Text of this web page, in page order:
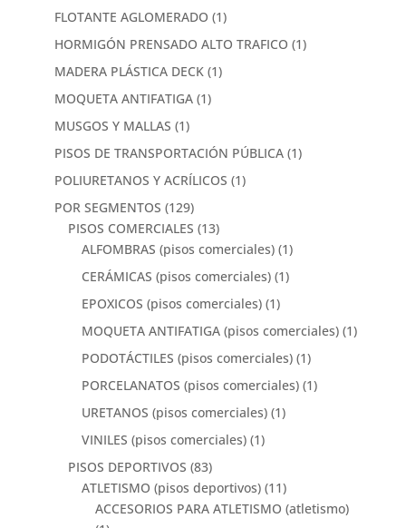
FLOTANTE AGLOMERADO (1)
HORMIGÓN PRENSADO ALTO TRAFICO (1)
MADERA PLÁSTICA DECK (1)
MOQUETA ANTIFATIGA (1)
MUSGOS Y MALLAS (1)
PISOS DE TRANSPORTACIÓN PÚBLICA (1)
POLIURETANOS Y ACRÍLICOS (1)
POR SEGMENTOS (129)
PISOS COMERCIALES (13)
ALFOMBRAS (pisos comerciales) (1)
CERÁMICAS (pisos comerciales) (1)
EPOXICOS (pisos comerciales) (1)
MOQUETA ANTIFATIGA (pisos comerciales) (1)
PODOTÁCTILES (pisos comerciales) (1)
PORCELANATOS (pisos comerciales) (1)
URETANOS (pisos comerciales) (1)
VINILES (pisos comerciales) (1)
PISOS DEPORTIVOS (83)
ATLETISMO (pisos deportivos) (11)
ACCESORIOS PARA ATLETISMO (atletismo)